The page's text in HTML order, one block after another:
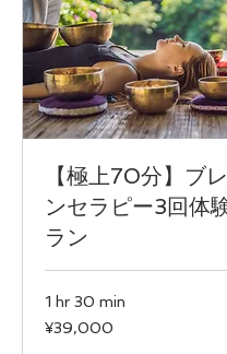
【極上70分】ブ
ンセラピー3回体
ラン
1 hr 30 min
39,000
Japanese
¥39,000